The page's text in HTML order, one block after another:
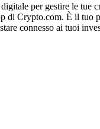
per gestire le tue
di Crypto.com. È il tuo
connesso ai tuoi